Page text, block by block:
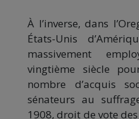
À l’inverse, dans
États-Unis
massivement
vingtième siècle
nombre d’acquis
sénateurs au
1908, droit de vote